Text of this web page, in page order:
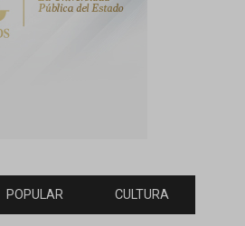
POPULAR CULTURA